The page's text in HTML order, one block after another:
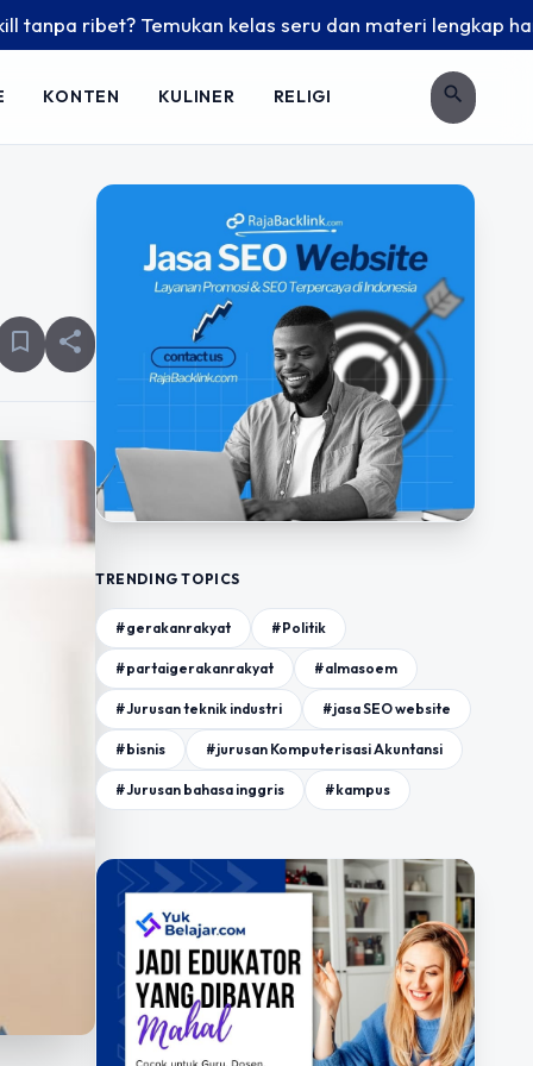
ribet? Temukan kelas seru dan materi lengkap hanya
KONTEN KULINER RELIGI search
bookmark_border share
TRENDING TOPICS
#gerakanrakyat #Politik
#partaigerakanrakyat #almasoem
#Jurusan teknik industri #jasa SEO website
#bisnis #jurusan Komputerisasi Akuntansi
#Jurusan bahasa inggris #kampus